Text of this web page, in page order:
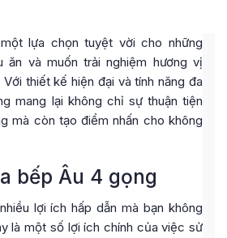
lựa chọn tuyệt vời cho những
ăn và muốn trải nghiệm hương vị
thiết kế hiện đại và tính năng đa
mang lại không chỉ sự thuận tiện
mà còn tạo điểm nhấn cho không
bếp Âu 4 gọng
lợi ích hấp dẫn mà bạn không
là một số lợi ích chính của việc sử